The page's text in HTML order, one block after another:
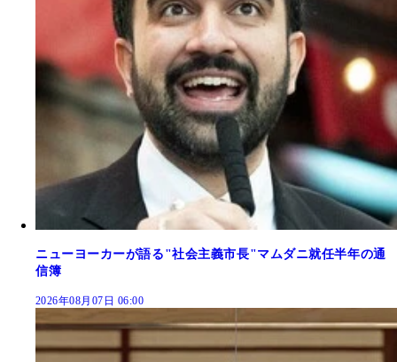
ニューヨーカーが語る"社会主義市長"マムダニ就任半年の通
信簿
2026年08月07日 06:00